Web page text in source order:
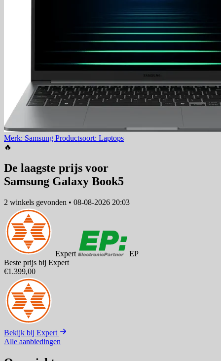
Merk: Samsung Productsoort: Laptops
🔥
De laagste prijs voor
Samsung Galaxy Book5
2 winkels gevonden • 08-08-2026 20:03
Expert
EP
Beste prijs bij Expert
€1.399,00
Bekijk bij Expert
Alle aanbiedingen